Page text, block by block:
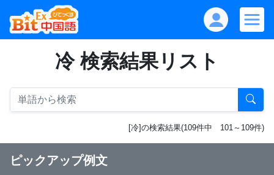
冷 検索結果リスト
[冷]の検索結果(109件中 101～109件)
ピックアップ例文